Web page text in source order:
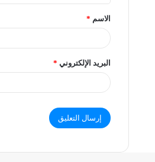
الاسم *
البريد الإلكتروني *